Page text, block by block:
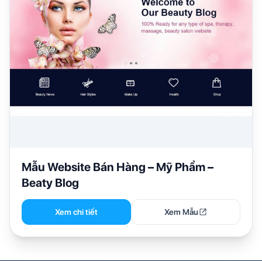
Mẫu Website Bán Hàng – Mỹ Phẩm –
Beaty Blog
Xem chi tiết Xem Mẫu